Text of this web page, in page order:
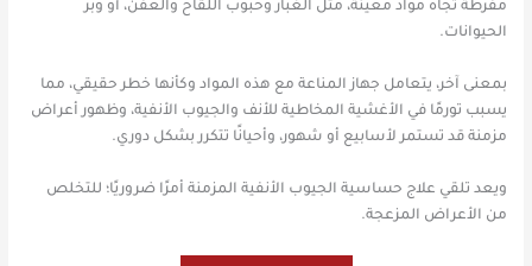
مفرطة تجاه مواد معينة، مثل الغبار وحبوب اللقاح والعفن، أو وبر
الحيوانات.
بمعنى آخر، يتعامل جهاز المناعة مع هذه المواد وكأنها خطر حقيقي، مما
يسبب تورمًا في الأغشية المخاطية للأنف والجيوب الأنفية، وظهور أعراض
مزمنة قد تستمر لأسابيع أو شهور، وأحيانًا تتكرر بشكل دوري.
ويعد تلقي علاج حساسية الجيوب الأنفية المزمنة أمرًا ضروريًا؛ للتخلص
من الأعراض المزعجة.